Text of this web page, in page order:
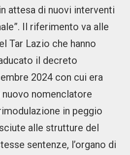
attesa di nuovi interventi
Il riferimento va alle
Tar Lazio che hanno
il decreto
2024 con cui era
nomenclatore
in peggio
alle strutture del
sentenze, l’organo di